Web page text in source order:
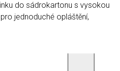
do sádrokartonu s vysokou
jednoduché opláštění,